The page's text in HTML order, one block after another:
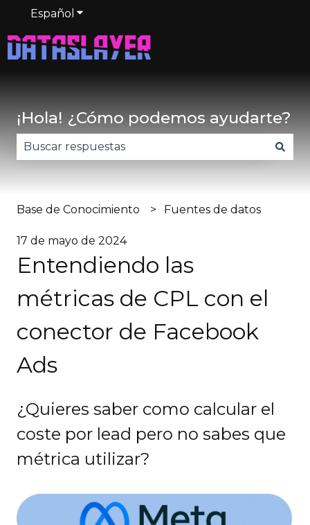
Español Traducciones de Mostrar submenú de
¡Hola! ¿Cómo podemos ayudarte?
Base de Conocimiento Fuentes de datos
17 de mayo de 2024
Entendiendo las
métricas de CPL con el
conector de Facebook
Ads
¿Quieres saber como calcular el
coste por lead pero no sabes que
métrica utilizar?